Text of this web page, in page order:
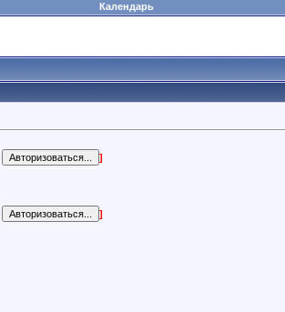
Календарь
]
]